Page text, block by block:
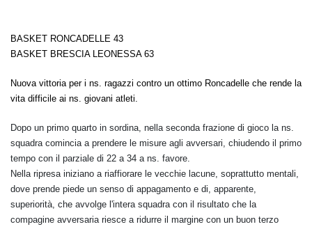
BASKET RONCADELLE 43
BASKET BRESCIA LEONESSA 63
Nuova vittoria per i ns. ragazzi contro un ottimo Roncadelle che rende la
vita difficile ai ns. giovani atleti.
Dopo un primo quarto in sordina, nella seconda frazione di gioco la ns.
squadra comincia a prendere le misure agli avversari, chiudendo il primo
tempo con il parziale di 22 a 34 a ns. favore.
Nella ripresa iniziano a riaffiorare le vecchie lacune, soprattutto mentali,
dove prende piede un senso di appagamento e di, apparente,
superiorità, che avvolge l'intera squadra con il risultato che la
compagine avversaria riesce a ridurre il margine con un buon terzo